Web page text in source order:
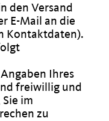
den Versand
E-Mail an die
Kontaktdaten).
Ihres
freiwillig und
im
zu